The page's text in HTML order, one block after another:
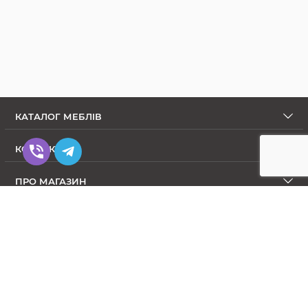
КАТАЛОГ МЕБЛІВ
КОНТАКТИ
ПРО МАГАЗИН